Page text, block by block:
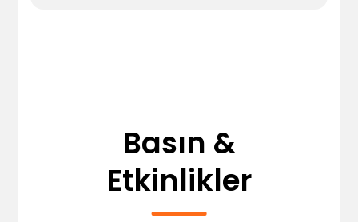
Basın &
Etkinlikler